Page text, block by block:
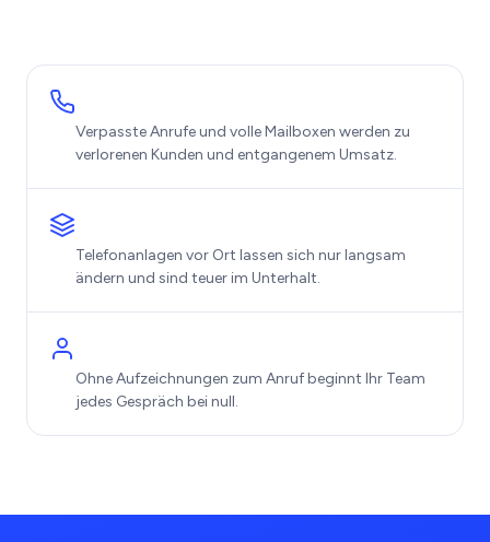
Verpasste Anrufe und volle Mailboxen werden zu
verlorenen Kunden und entgangenem Umsatz.
Telefonanlagen vor Ort lassen sich nur langsam
ändern und sind teuer im Unterhalt.
Ohne Aufzeichnungen zum Anruf beginnt Ihr Team
jedes Gespräch bei null.